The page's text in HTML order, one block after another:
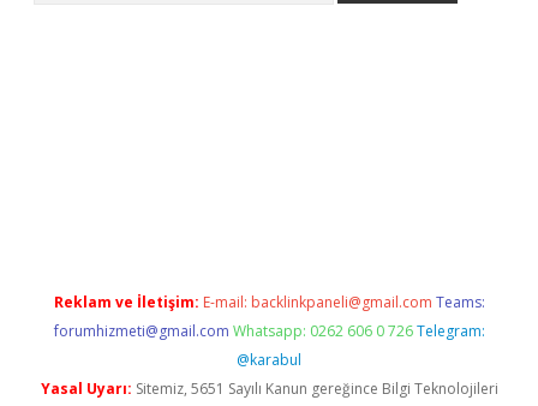
Reklam ve İletişim: E-mail: backlinkpaneli@gmail.com Teams:
forumhizmeti@gmail.com Whatsapp: 0262 606 0 726 Telegram:
@karabul
Yasal Uyarı: Sitemiz, 5651 Sayılı Kanun gereğince Bilgi Teknolojileri